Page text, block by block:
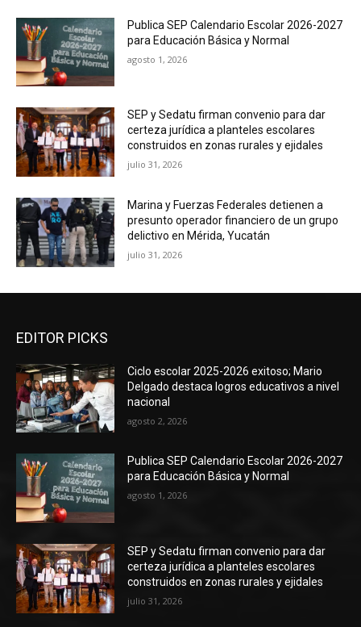
Publica SEP Calendario Escolar 2026-2027
para Educación Básica y Normal
agosto 1, 2026
SEP y Sedatu firman convenio para dar
certeza jurídica a planteles escolares
construidos en zonas rurales y ejidales
julio 31, 2026
Marina y Fuerzas Federales detienen a
presunto operador financiero de un grupo
delictivo en Mérida, Yucatán
julio 31, 2026
EDITOR PICKS
Ciclo escolar 2025-2026 exitoso; Mario
Delgado destaca logros educativos a nivel
nacional
agosto 2, 2026
Publica SEP Calendario Escolar 2026-2027
para Educación Básica y Normal
agosto 1, 2026
SEP y Sedatu firman convenio para dar
certeza jurídica a planteles escolares
construidos en zonas rurales y ejidales
julio 31, 2026